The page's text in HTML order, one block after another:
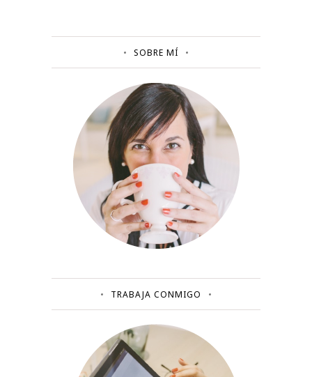
SOBRE MÍ
TRABAJA CONMIGO